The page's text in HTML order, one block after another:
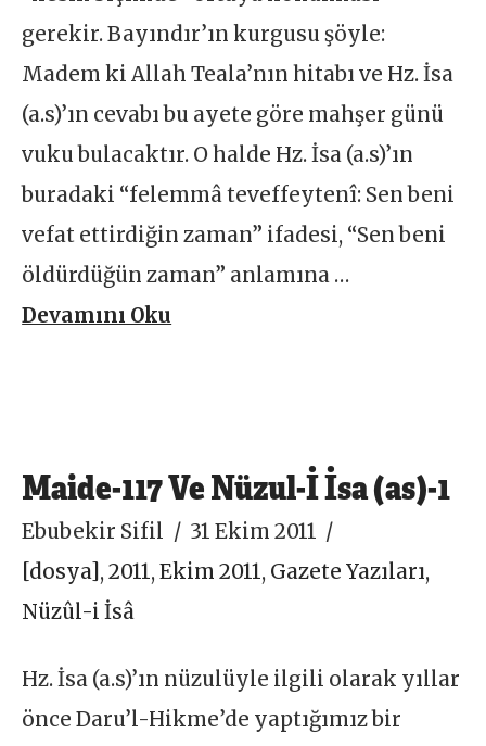
gerekir. Bayındır’ın kurgusu şöyle:
Madem ki Allah Teala’nın hitabı ve Hz. İsa
(a.s)’ın cevabı bu ayete göre mahşer günü
vuku bulacaktır. O halde Hz. İsa (a.s)’ın
buradaki “felemmâ teveffeytenî: Sen beni
vefat ettirdiğin zaman” ifadesi, “Sen beni
öldürdüğün zaman” anlamına …
Devamını Oku
Maide-117 Ve Nüzul-İ İsa (as)-1
Ebubekir Sifil
31 Ekim 2011
[dosya] ,2011,Ekim 2011, Gazete Yazıları,
Nüzûl-i İsâ
Hz. İsa (a.s)’ın nüzulüyle ilgili olarak yıllar
önce Daru’l-Hikme’de yaptığımız bir